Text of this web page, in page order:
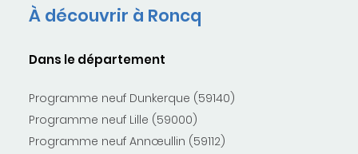
À découvrir à Roncq
Dans le département
Programme neuf Dunkerque (59140)
Programme neuf Lille (59000)
Programme neuf Annœullin (59112)